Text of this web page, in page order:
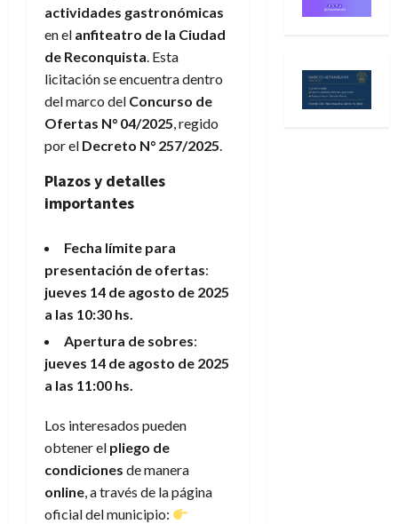
actividades gastronómicas
en el anfiteatro de la Ciudad
de Reconquista. Esta
licitación se encuentra dentro
del marco del Concurso de
Ofertas N° 04/2025, regido
por el Decreto N° 257/2025.
Plazos y detalles
importantes
Fecha límite para
presentación de ofertas:
jueves 14 de agosto de 2025
a las 10:30 hs.
Apertura de sobres:
jueves 14 de agosto de 2025
a las 11:00 hs.
Los interesados pueden
obtener el pliego de
condiciones de manera
online, a través de la página
oficial del municipio: